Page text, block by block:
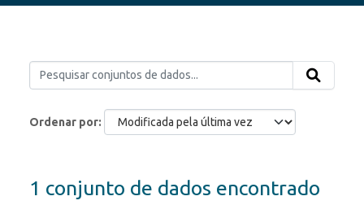
Ordenar por
1 conjunto de dados encontrado